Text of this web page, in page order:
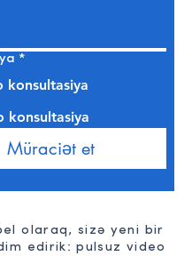
*
konsultasiya
konsultasiya
Müraciət et
olaraq, sizə yeni bir
edirik: pulsuz video